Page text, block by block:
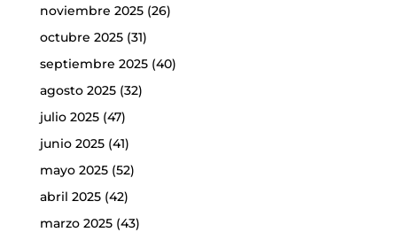
noviembre 2025(26)
octubre 2025(31)
septiembre 2025(40)
agosto 2025(32)
julio 2025(47)
junio 2025(41)
mayo 2025(52)
abril 2025(42)
marzo 2025(43)